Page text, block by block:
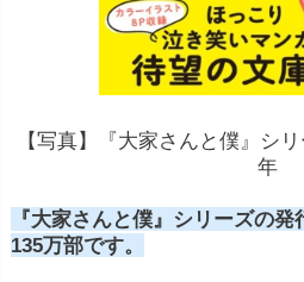
【写真】『大家さんと僕』シ
年
『大家さんと僕』シリーズの
135万部です。